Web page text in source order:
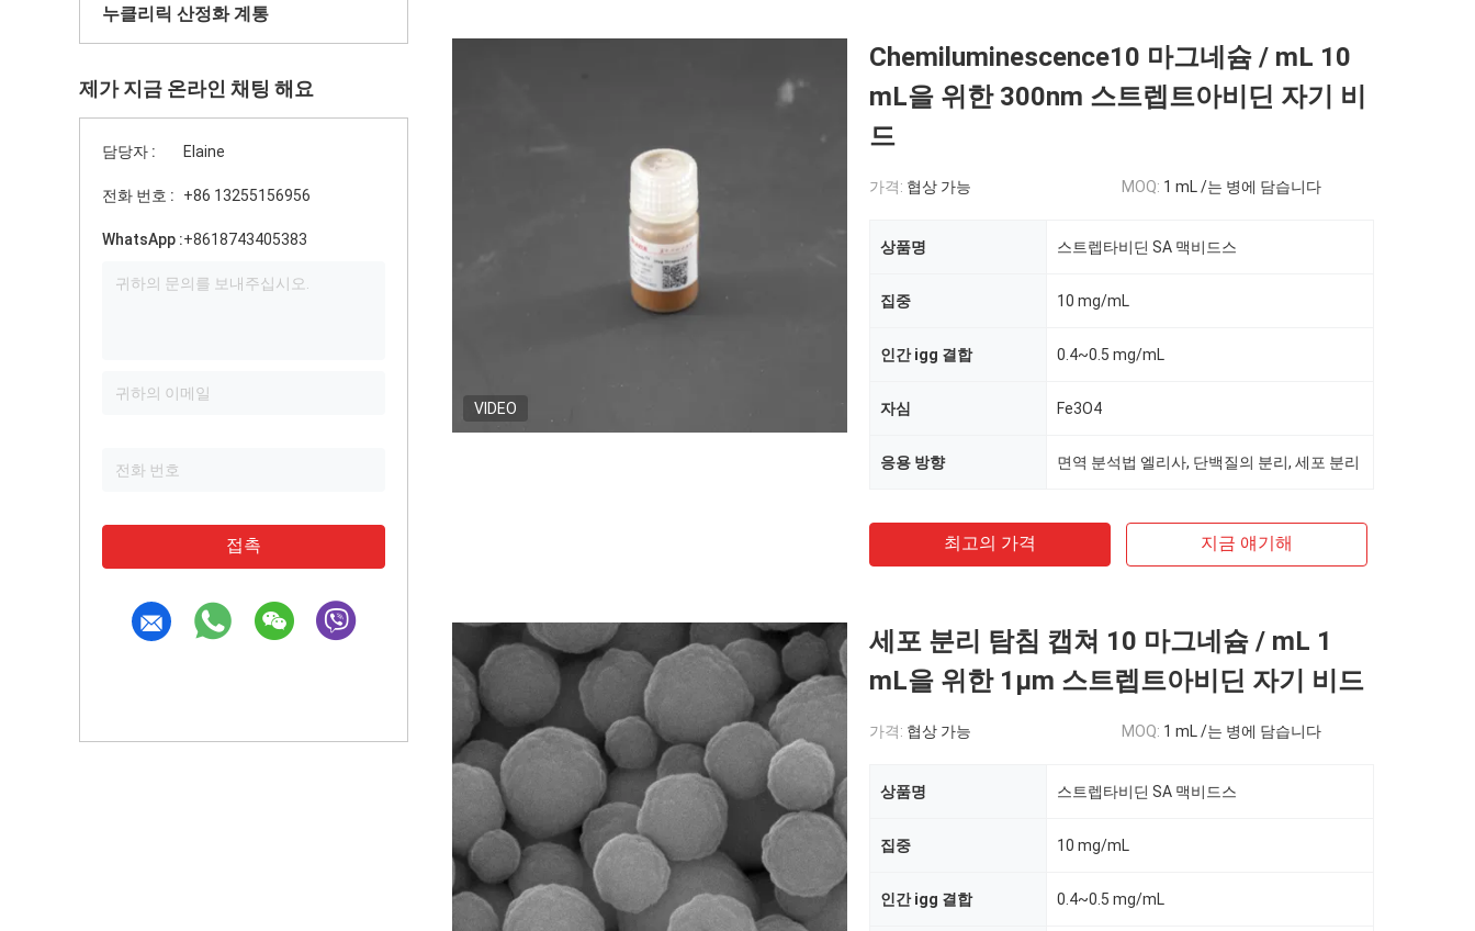
누클리릭 산정화 계통
제가 지금 온라인 채팅 해요
담당자 : Elaine
전화 번호 : +86 13255156956
WhatsApp :+8618743405383
접촉
VIDEO
Chemiluminescence10 마그네슘 / mL 10
mL을 위한 300nm 스트렙트아비딘 자기 비
드
가격: 협상 가능 MOQ: 1 mL /는 병에 담습니다
상품명 스트렙타비딘 SA 맥비드스
집중 10 mg/mL
인간 igg 결합 0.4~0.5 mg/mL
자심 Fe3O4
응용 방향 면역 분석법 엘리사, 단백질의 분리, 세포 분리
최고의 가격 지금 얘기해
세포 분리 탐침 캡쳐 10 마그네슘 / mL 1
mL을 위한 1μm 스트렙트아비딘 자기 비드
가격: 협상 가능 MOQ: 1 mL /는 병에 담습니다
상품명 스트렙타비딘 SA 맥비드스
집중 10 mg/mL
인간 igg 결합 0.4~0.5 mg/mL